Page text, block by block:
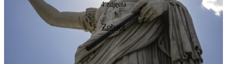
4 zdjęcia
Zobacz